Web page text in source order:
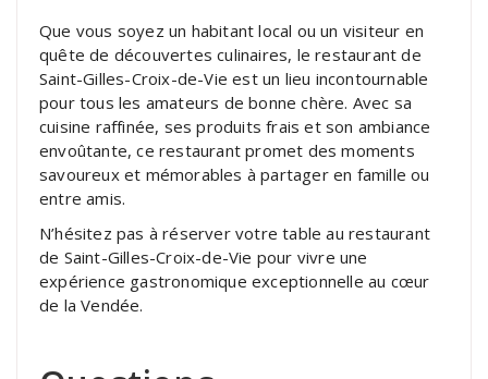
Que vous soyez un habitant local ou un visiteur en
quête de découvertes culinaires, le restaurant de
Saint-Gilles-Croix-de-Vie est un lieu incontournable
pour tous les amateurs de bonne chère. Avec sa
cuisine raffinée, ses produits frais et son ambiance
envoûtante, ce restaurant promet des moments
savoureux et mémorables à partager en famille ou
entre amis.
N’hésitez pas à réserver votre table au restaurant
de Saint-Gilles-Croix-de-Vie pour vivre une
expérience gastronomique exceptionnelle au cœur
de la Vendée.